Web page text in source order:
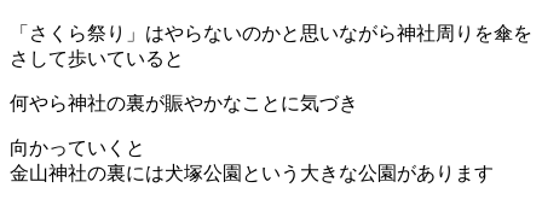
「さくら祭り」はやらないのかと思いながら神社周りを傘を
さして歩いていると
何やら神社の裏が賑やかなことに気づき
向かっていくと
金山神社の裏には犬塚公園という大きな公園があります